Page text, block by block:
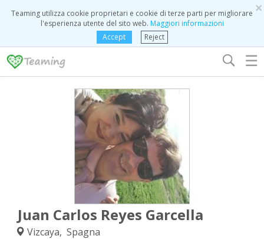
×
Teaming utilizza cookie proprietari e cookie di terze parti per migliorare
l'esperienza utente del sito web. Maggiori informazioni
Accept
Reject
☰
Juan Carlos Reyes Garcella
Vizcaya, Spagna